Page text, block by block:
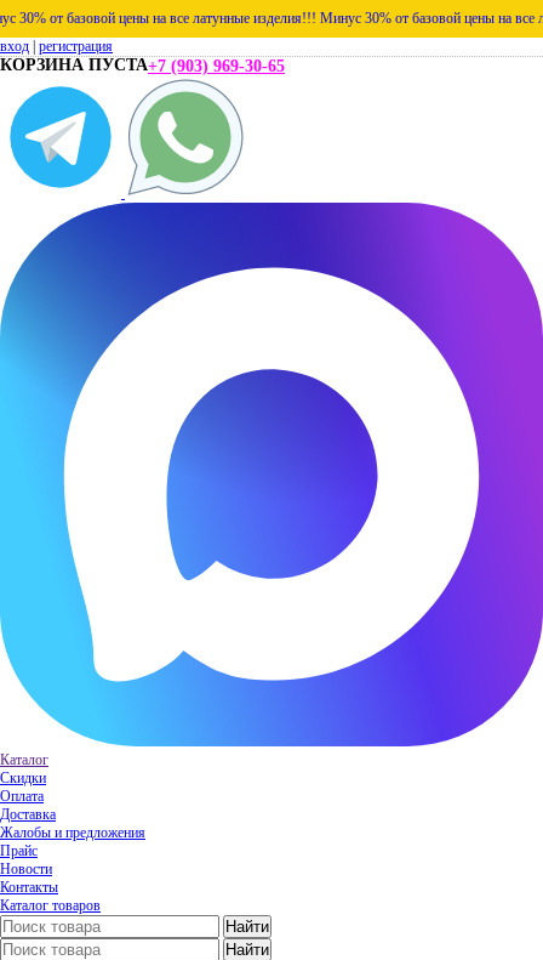
от базовой цены на все латунные изделия!!! Минус 30% от базовой цены на все
вход регистрация
КОРЗИНА ПУСТА+7 (903) 969-30-65
Каталог
Скидки
Оплата
Доставка
Жалобы и предложения
Прайс
Новости
Контакты
Каталог товаров